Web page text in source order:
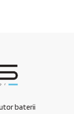
baterii